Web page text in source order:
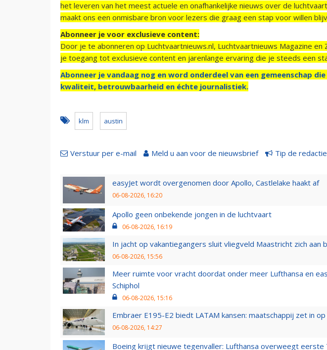
het leveren van het meest actuele en onafhankelijke nieuws over de
maakt ons een onmisbare bron voor lezers die graag een stap voor willen
Abonneer je voor exclusieve content:
Door je te abonneren op Luchtvaartnieuws.nl, Luchtvaartnieuws Magazine en
je toegang tot exclusieve content en jarenlange ervaring die je steeds een
Abonneer je vandaag nog en word onderdeel van een gemeenschap
kwaliteit, betrouwbaarheid en échte journalistiek.
klm austin
Verstuur per e-mail Meld u aan voor de nieuwsbrief Tip de redactie
easyJet wordt overgenomen door Apollo, Castlelake haakt af
06-08-2026, 16:20
Apollo geen onbekende jongen in de luchtvaart
06-08-2026, 16:19
In jacht op vakantiegangers sluit vliegveld Maastricht zich aan
06-08-2026, 15:56
Meer ruimte voor vracht doordat onder meer Lufthansa en
Schiphol
06-08-2026, 15:16
Embraer E195-E2 biedt LATAM kansen: maatschappij zet in
06-08-2026, 14:27
Boeing krijgt nieuwe tegenvaller: Lufthansa overweegt eerste